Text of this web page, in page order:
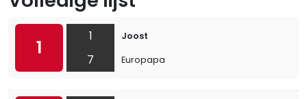
1
1
7
Joost
Europapa